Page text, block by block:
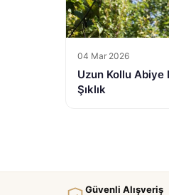
04 Mar 2026
Uzun Kollu
Şıklık
Güvenli Alışveriş